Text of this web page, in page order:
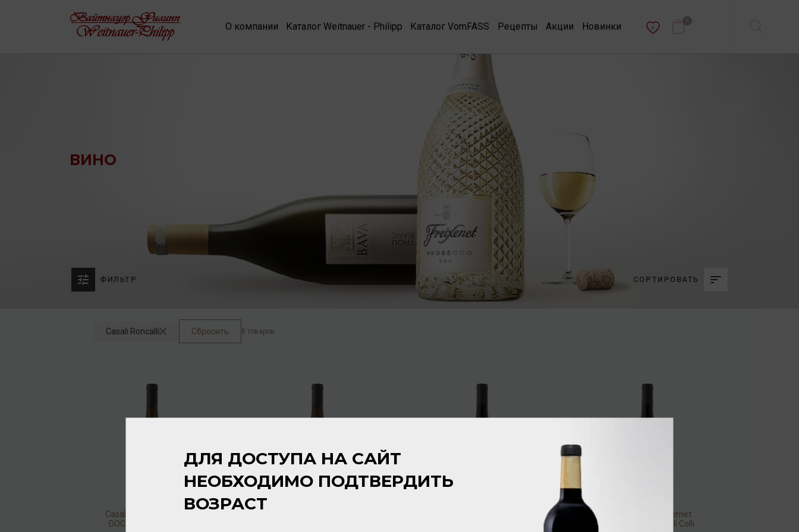
О компании Каталог Weitnauer - Philipp Каталог VomFASS Рецепты Акции Новинки 0
ВИНО
ФИЛЬТР СОРТИРОВАТЬ
Casali Roncalli Сбросить 8 товаров
Casali Roncali Sauvignon
DOC Friuli Colli Orientali
Casali Roncali Cabernet
Sauvignon DOC Friuli Colli
ДЛЯ ДОСТУПА НА САЙТ
НЕОБХОДИМО ПОДТВЕРДИТЬ
ВОЗРАСТ